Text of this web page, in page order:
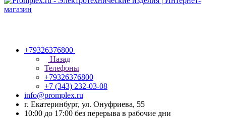
+79326376800
Назад
Телефоны
+79326376800
+7 (343) 232-03-08
info@promplex.ru
г. Екатеринбург, ул. Онуфриева, 55
10:00 до 17:00 без перерыва в рабочие дни